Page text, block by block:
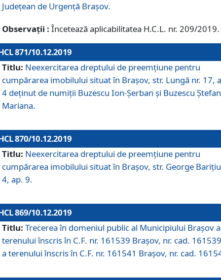
Judeţean de Urgenţă Braşov.
Observații : Încetează aplicabilitatea H.C.L. nr. 209/2019.
871/10.12.2019
Titlu: Neexercitarea dreptului de preemţiune pentru
cumpărarea imobilului situat în Braşov, str. Lungă nr. 17,
4 deţinut de numiţii Buzescu Ion-Şerban și Buzescu
Mariana.
870/10.12.2019
Titlu: Neexercitarea dreptului de preemţiune pentru
cumpărarea imobilului situat în Braşov, str. George
4, ap. 9.
869/10.12.2019
Titlu: Trecerea în domeniul public al Municipiului Braşov a
terenului înscris în C.F. nr. 161539 Brașov, nr. cad.
a terenului înscris în C.F. nr. 161541 Brașov, nr. cad.